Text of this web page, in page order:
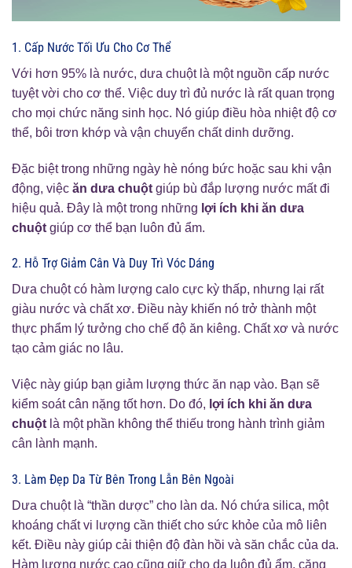
1. Cấp Nước Tối Ưu Cho Cơ Thể
Với hơn 95% là nước, dưa chuột là một nguồn cấp nước
tuyệt vời cho cơ thể. Việc duy trì đủ nước là rất quan trọng
cho mọi chức năng sinh học. Nó giúp điều hòa nhiệt độ cơ
thể, bôi trơn khớp và vận chuyển chất dinh dưỡng.
Đặc biệt trong những ngày hè nóng bức hoặc sau khi vận
động, việc ăn dưa chuột giúp bù đắp lượng nước mất đi
hiệu quả. Đây là một trong những lợi ích khi ăn dưa
chuột giúp cơ thể bạn luôn đủ ẩm.
2. Hỗ Trợ Giảm Cân Và Duy Trì Vóc Dáng
Dưa chuột có hàm lượng calo cực kỳ thấp, nhưng lại rất
giàu nước và chất xơ. Điều này khiến nó trở thành một
thực phẩm lý tưởng cho chế độ ăn kiêng. Chất xơ và nước
tạo cảm giác no lâu.
Việc này giúp bạn giảm lượng thức ăn nạp vào. Bạn sẽ
kiểm soát cân nặng tốt hơn. Do đó, lợi ích khi ăn dưa
chuột là một phần không thể thiếu trong hành trình giảm
cân lành mạnh.
3. Làm Đẹp Da Từ Bên Trong Lẫn Bên Ngoài
Dưa chuột là “thần dược” cho làn da. Nó chứa silica, một
khoáng chất vi lượng cần thiết cho sức khỏe của mô liên
kết. Điều này giúp cải thiện độ đàn hồi và săn chắc của da.
Hàm lượng nước cao cũng giữ cho da luôn đủ ẩm, căng